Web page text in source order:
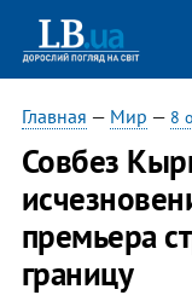
Главная — Мир — 8
Совбез
премьера
границу